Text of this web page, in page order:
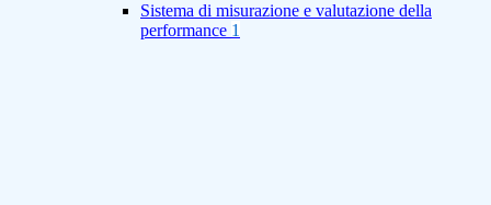
Sistema di misurazione e valutazione della
performance 1